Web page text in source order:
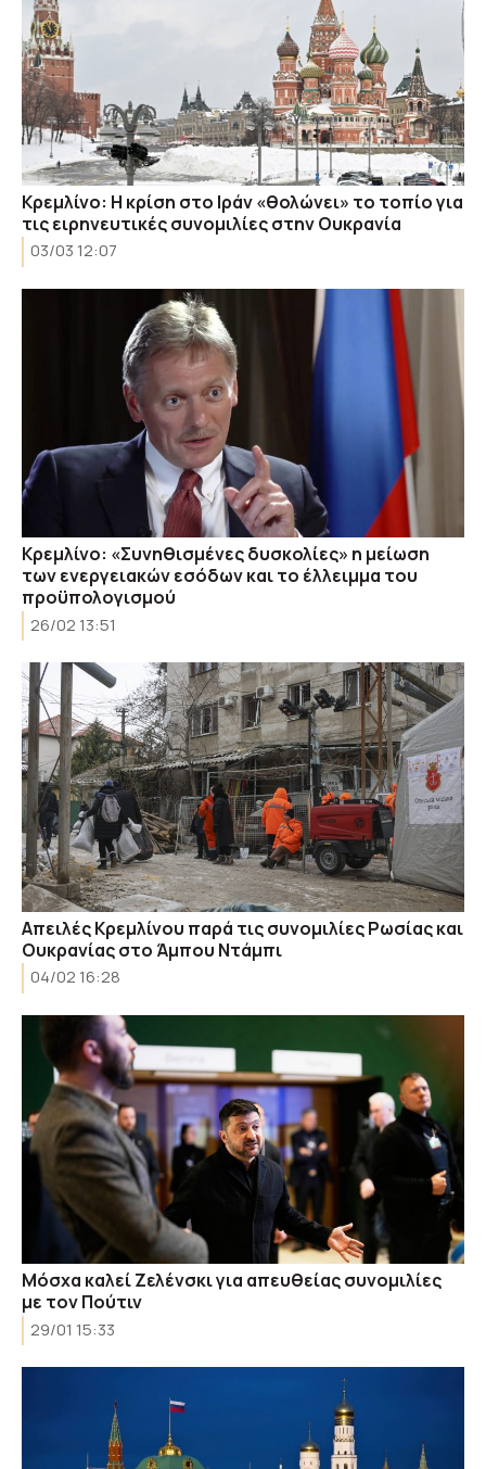
Κρεμλίνο: Η κρίση στο Ιράν «θολώνει» το τοπίο για
τις ειρηνευτικές συνομιλίες στην Ουκρανία
03/03 12:07
Κρεμλίνο: «Συνηθισμένες δυσκολίες» η μείωση
των ενεργειακών εσόδων και το έλλειμμα του
προϋπολογισμού
26/02 13:51
Απειλές Κρεμλίνου παρά τις συνομιλίες Ρωσίας και
Ουκρανίας στο Άμπου Ντάμπι
04/02 16:28
Μόσχα καλεί Ζελένσκι για απευθείας συνομιλίες
με τον Πούτιν
29/01 15:33